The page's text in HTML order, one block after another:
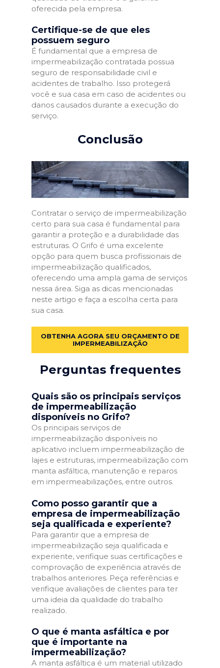
oferecida pela empresa.
Certifique-se de que eles
possuem seguro
É fundamental que a empresa de
impermeabilização contratada possua
seguro de responsabilidade civil e
acidentes de trabalho. Isso protegerá
você e sua casa em caso de acidentes ou
danos causados durante a execução do
serviço.
Conclusão
Contratar o serviço de impermeabilização
certo para sua casa é fundamental para
garantir a proteção e a durabilidade das
estruturas. O Grifo é uma excelente
opção para quem busca profissionais de
impermeabilização qualificados,
oferecendo uma ampla gama de serviços
nessa área. Siga as dicas mencionadas
neste artigo e faça a escolha certa para
sua casa.
OBTENHA AGORA SEU ORÇAMENTO DE
IMPERMEABILIZAÇÃO
Perguntas frequentes
Quais são os principais serviços
de impermeabilização
disponíveis no Grifo?
Os principais serviços de
impermeabilização disponíveis no
aplicativo incluem impermeabilização de
lajes e estruturas, impermeabilização com
manta asfáltica, manutenção e reparos
em impermeabilizações, entre outros.
Como posso garantir que a
empresa de impermeabilização
seja qualificada e experiente?
Para garantir que a empresa de
impermeabilização seja qualificada e
experiente, verifique suas certificações e
comprovação de experiência através de
trabalhos anteriores. Peça referências e
verifique avaliações de clientes para ter
uma ideia da qualidade do trabalho
realizado.
O que é manta asfáltica e por
que é importante na
impermeabilização?
A manta asfáltica é um material utilizado